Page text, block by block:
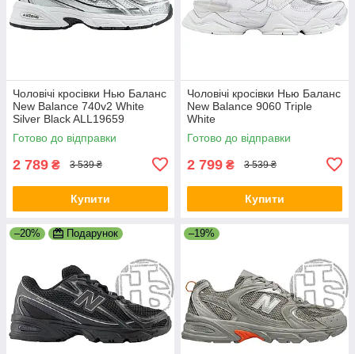
Чоловічі кросівки Нью Баланс
New Balance 740v2 White
Silver Black ALL19659
Готово до відправки
2 789 ₴ 3 539 ₴
Купити
Чоловічі кросівки Нью Баланс
New Balance 9060 Triple
White
Готово до відправки
2 799 ₴ 3 539 ₴
Купити
–20% Подарунок –19%